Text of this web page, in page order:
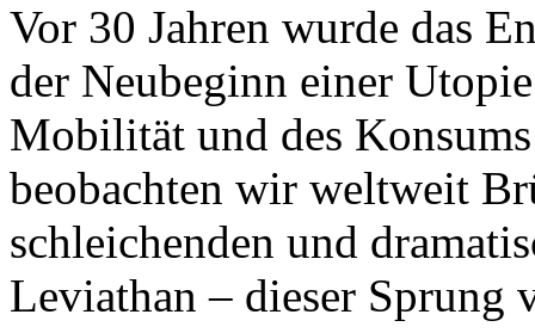
Vor 30 Jahren wurde das
der Neubeginn einer
Mobilität und des
beobachten wir weltweit
schleichenden und
Leviathan – dieser Sprung